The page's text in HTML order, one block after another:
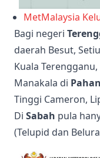
MetMalaysia
Bagi negeri
daerah Besut,
Kuala
Manakala di
Tinggi Cameron,
Di Sabah pula
(Telupid dan